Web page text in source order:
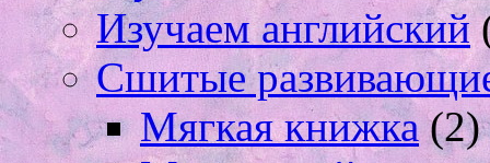
Изучаем английский
Сшитые
Мягкая книжка(2)